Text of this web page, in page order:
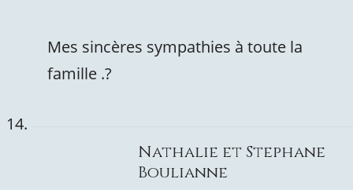
Mes sincères sympathies à toute la
famille .?
Nathalie et Stephane
Boulianne